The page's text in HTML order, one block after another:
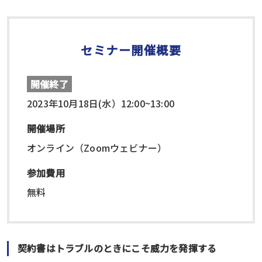
セミナー開催概要
開催終了
2023年10月18日(水）12:00~13:00
開催場所
オンライン（Zoomウェビナー）
参加費用
無料
契約書はトラブルのときにこそ威力を発揮する